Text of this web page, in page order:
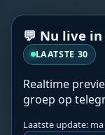
💬 Nu live
LAATSTE 30
Realtime
groep op
Laatste update: ma
❤️👉
Chat](
Wakkere
👉Grote